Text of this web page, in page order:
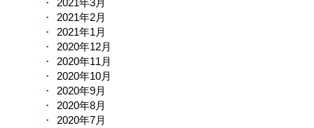
2021年3月
2021年2月
2021年1月
2020年12月
2020年11月
2020年10月
2020年9月
2020年8月
2020年7月